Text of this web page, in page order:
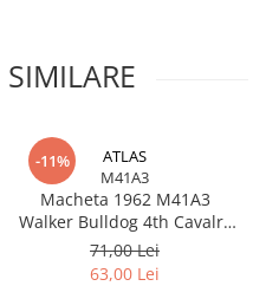
-11%
ATLAS
M41A3
Macheta 1962 M41A3
Walker Bulldog 4th Cavalry
Rgt 25th Infantry Division
Thailand, army green
71,00 Lei
63,00 Lei